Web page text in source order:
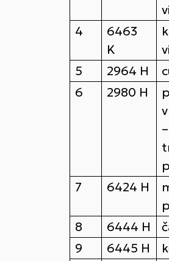
4
6463
K
5 2964 H
6
2980 H
7 6424 H
8 6444 H
9
6445 H